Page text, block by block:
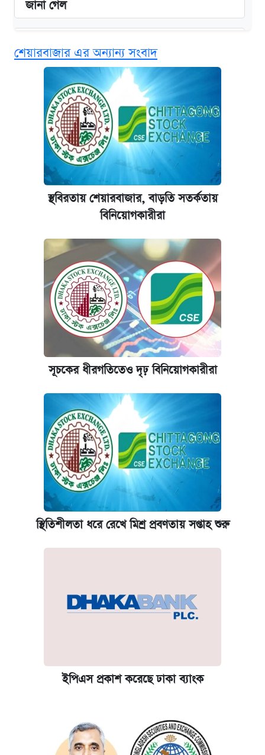
জানা গেল
ভাতা
ঢাবির সূর্যসেন হলে সমকামিতার অভিযোগে দুইজন
আটক
দেশের বাজারে ফের বেড়েছে সোনার দাম
‘গুলশানের চামেলি’ তে যৌনকর্মীর দালাল অ্যাডলফ
আজ শুক্রবার রাজধানীর যেসব মার্কেট-দোকানপাট
ভাতা-উপবৃত্তির আবেদন শুরু, জেনে নিন পদ্ধতি
নবম পে স্কেল বাস্তবায়ন চূড়ান্ত পর্যায়ে, যা জানালেন
অর্থমন্ত্রী
কবে শুরু হচ্ছে ঢাবির ভর্তি আবেদন, জানাল কর্তৃপক্ষ
যুক্তরাষ্ট্র থেকে আরও ২৩ বাংলাদেশিকে দেশে
ফেরত পাঠানো হলো
গণপূর্ত মন্ত্রণালয়ের সচিবকে অবসরে পাঠাল সরকার
শেয়ারবাজার এর অন্যান্য সংবাদ
স্থবিরতায় শেয়ারবাজার, বাড়তি সতর্কতায়
বিনিয়োগকারীরা
সূচকের ধীরগতিতেও দৃঢ় বিনিয়োগকারীরা
স্থিতিশীলতা ধরে রেখে মিশ্র প্রবণতায় সপ্তাহ শুরু
ইপিএস প্রকাশ করেছে ঢাকা ব্যাংক